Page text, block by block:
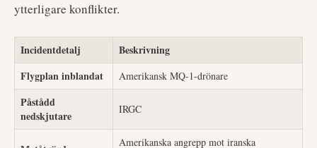
ytterligare konflikter.
Incidentdetalj
Beskrivning
Flygplan inblandat
Amerikansk MQ-1-drönare
Påstådd
nedskjutare
IRGC
Amerikanska angrepp mot iranska